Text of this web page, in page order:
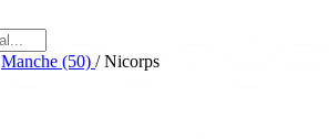
Manche (50) / Nicorps